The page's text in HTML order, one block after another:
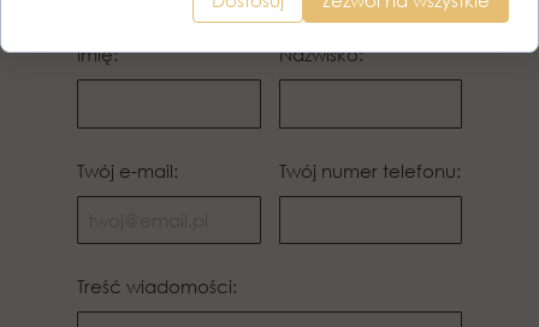
Imię: Nazwisko:
Twój e-mail: Twój numer telefonu:
Treść wiadomości: